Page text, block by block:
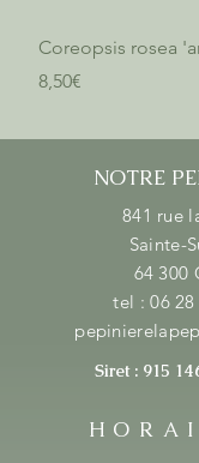
Coreopsis rosea
Price
8,50€
NOTRE
841 rue
Sainte-
64 300
tel :06
Siret : 915